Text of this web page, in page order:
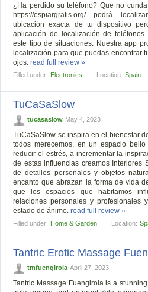
¿Ha perdido su teléfono? Que no
https://espiargratis.org/ podrá
ubicación exacta de tu dispositivo
aplicación de localización de
este tipo de situaciones. Nuestra app
localización para que puedas encontrar
ojos.read full review »
Filled under: Electronics Location: Spain
TuCaSaSlow
tucasaslow May 4, 2023
TuCaSaSlow se inspira en el bienestar
todos merecemos, en un espacio
reducir el estrés, a incrementar la
de estas influencias creamos Interiores
de detalles personales y objetos
encanto que abrazan la forma de vida
que los espacios que habitamos
relaciones personales y profesionales
estado de ánimo.read full review »
Filled under: Home & Garden Location:
Tantric Erotic Massage
tmfuengirola April 27, 2023
Tantric Massage Fuengirola is a